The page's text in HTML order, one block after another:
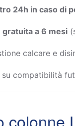
24h in caso di
a 6 mesi
calcare e
compatibilità
colonne